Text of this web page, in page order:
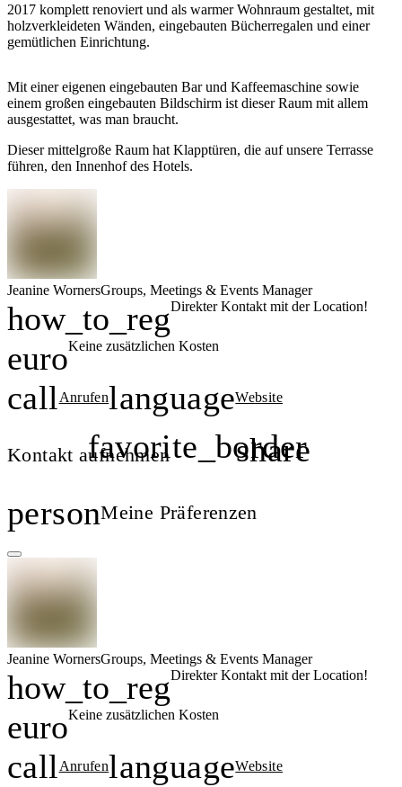
2017 komplett renoviert und als warmer Wohnraum gestaltet, mit
holzverkleideten Wänden, eingebauten Bücherregalen und einer
gemütlichen Einrichtung.
Mit einer eigenen eingebauten Bar und Kaffeemaschine sowie
einem großen eingebauten Bildschirm ist dieser Raum mit allem
ausgestattet, was man braucht.
Dieser mittelgroße Raum hat Klapptüren, die auf unsere Terrasse
führen, den Innenhof des Hotels.
Jeanine WornersGroups, Meetings & Events Manager
how_to_regDirekter Kontakt mit der Location!
euroKeine zusätzlichen Kosten
callAnrufenlanguageWebsite
Kontakt aufnehmenfavorite_border
share
person
, Meine Präferenzen
Jeanine WornersGroups, Meetings & Events Manager
how_to_regDirekter Kontakt mit der Location!
euroKeine zusätzlichen Kosten
callAnrufenlanguageWebsite